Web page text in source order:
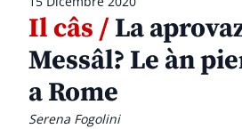
Il câs /La
Messâl? Le àn
a Rome
Serena Fogolini